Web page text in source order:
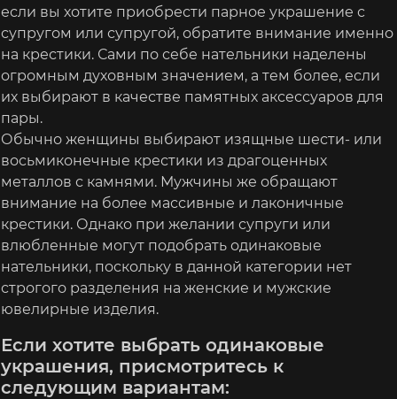
если вы хотите приобрести парное украшение с
супругом или супругой, обратите внимание именно
на крестики. Сами по себе нательники наделены
огромным духовным значением, а тем более, если
их выбирают в качестве памятных аксессуаров для
пары.
Обычно женщины выбирают изящные шести- или
восьмиконечные крестики из драгоценных
металлов с камнями. Мужчины же обращают
внимание на более массивные и лаконичные
крестики. Однако при желании супруги или
влюбленные могут подобрать одинаковые
нательники, поскольку в данной категории нет
строгого разделения на женские и мужские
ювелирные изделия.
Если хотите выбрать одинаковые
украшения, присмотритесь к
следующим вариантам: